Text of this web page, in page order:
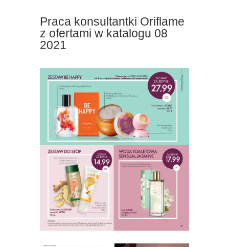
Praca konsultantki Oriflame
z ofertami w katalogu 08
2021